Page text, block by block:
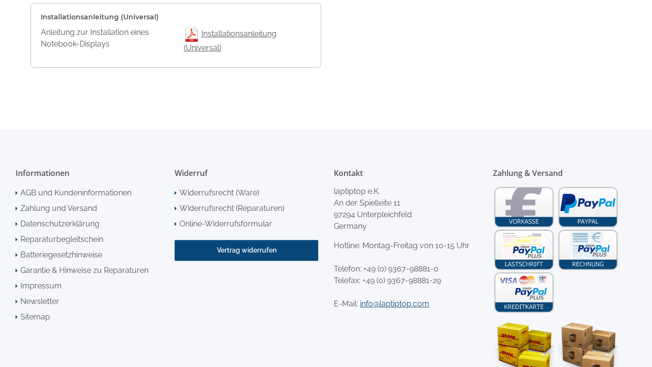
Installationsanleitung (Universal)
Anleitung zur Installation eines
Notebook-Displays
Installationsanleitung
(Universal)
Informationen
AGB und Kundeninformationen
Zahlung und Versand
Datenschutzerklärung
Reparaturbegleitschein
Batteriegesetzhinweise
Garantie & Hinweise zu Reparaturen
Impressum
Newsletter
Sitemap
Widerruf
Widerrufsrecht (Ware)
Widerrufsrecht (Reparaturen)
Online-Widerrufsformular
Vertrag widerrufen
Kontakt
laptiptop e.K.
An der Spielleite 11
97294 Unterpleichfeld
Germany
Hotline: Montag-Freitag von 10-15 Uhr
Telefon: +49 (0) 9367-98881-0
Telefax: +49 (0) 9367-98881-29
E-Mail: info@laptiptop.com
Zahlung & Versand